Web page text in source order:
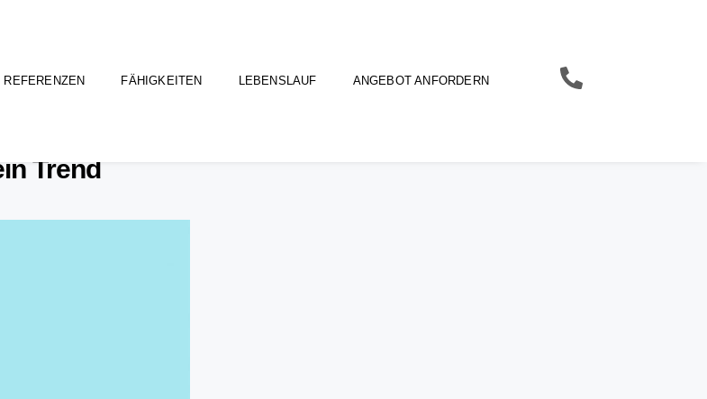
REFERENZEN FÄHIGKEITEN LEBENSLAUF ANGEBOT ANFORDERN
Trend